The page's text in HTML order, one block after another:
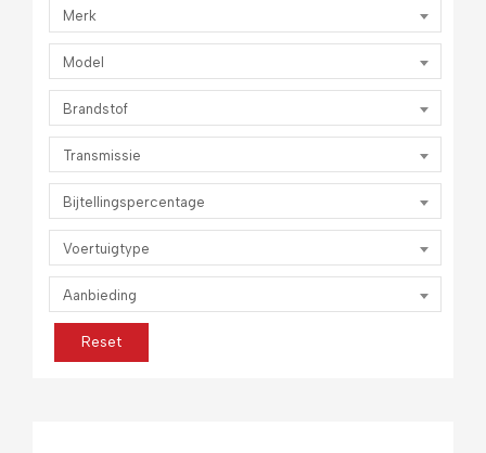
Merk
Model
Brandstof
Transmissie
Bijtellingspercentage
Voertuigtype
Aanbieding
Reset